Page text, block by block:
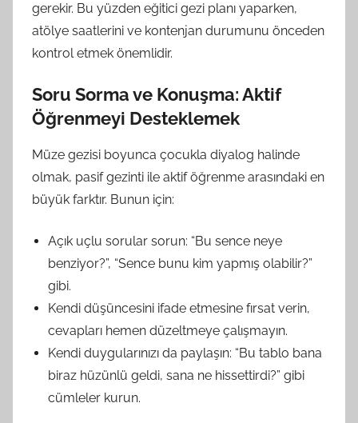
gerekir. Bu yüzden eğitici gezi planı yaparken,
atölye saatlerini ve kontenjan durumunu önceden
kontrol etmek önemlidir.
Soru Sorma ve Konuşma: Aktif
Öğrenmeyi Desteklemek
Müze gezisi boyunca çocukla diyalog halinde
olmak, pasif gezinti ile aktif öğrenme arasındaki en
büyük farktır. Bunun için:
Açık uçlu sorular sorun: “Bu sence neye
benziyor?”, “Sence bunu kim yapmış olabilir?”
gibi.
Kendi düşüncesini ifade etmesine fırsat verin,
cevapları hemen düzeltmeye çalışmayın.
Kendi duygularınızı da paylaşın: “Bu tablo bana
biraz hüzünlü geldi, sana ne hissettirdi?” gibi
cümleler kurun.